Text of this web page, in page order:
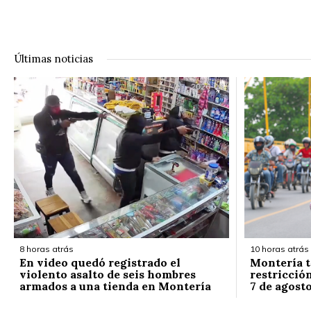
Últimas noticias
8 horas atrás
En video quedó registrado el
violento asalto de seis hombres
armados a una tienda en Montería
10 horas atrás
Montería
7 de agosto